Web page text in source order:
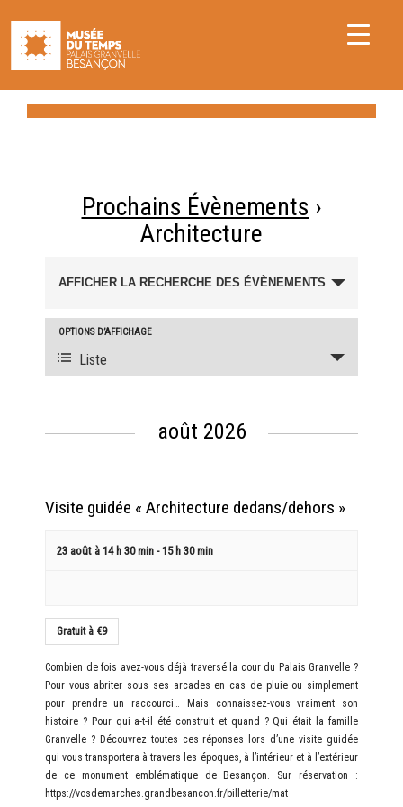
Prochains Évènements ›
Architecture
Recherche
navigation
de
AFFICHER LA RECHERCHE DES ÉVÈNEMENTS
Navigation
de
OPTIONS D’AFFICHAGE
Liste
août 2026
Visite guidée « Architecture dedans/dehors »
23 août à 14 h 30 min -15 h 30 min
Gratuit à €9
Combien de fois avez-vous déjà traversé la cour du Palais Granvelle ?
Pour vous abriter sous ses arcades en cas de pluie ou simplement
pour prendre un raccourci… Mais connaissez-vous vraiment son
histoire ? Pour qui a-t-il été construit et quand ? Qui était la famille
Granvelle ? Découvrez toutes ces réponses lors d’une visite guidée
qui vous transportera à travers les époques, à l’intérieur et à l’extérieur
de ce monument emblématique de Besançon. Sur réservation :
https://vosdemarches.grandbesancon.fr/billetterie/mat